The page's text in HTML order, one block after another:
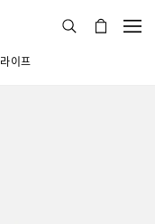
라이프